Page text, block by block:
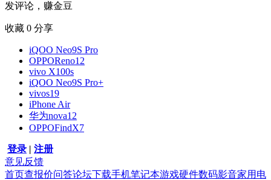
发评论，赚金豆
收藏 0 分享
iQOO Neo9S Pro
OPPOReno12
vivo X100s
iQOO Neo9S Pro+
vivos19
iPhone Air
华为nova12
OPPOFindX7
登录 | 注册
意见反馈
首页查报价问答论坛下载手机笔记本游戏硬件数码影音家用电